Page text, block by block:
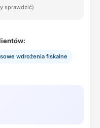
sprawdzić)
wdrożenia fiskalne